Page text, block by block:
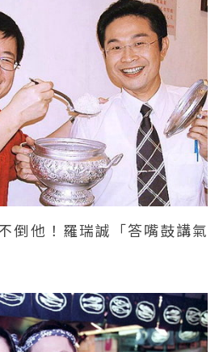
倒他！羅瑞誠「答嘴鼓講氣